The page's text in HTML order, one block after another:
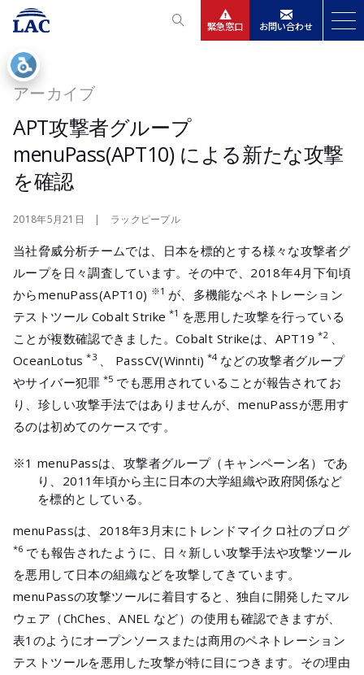
緊急窓口 お問い合わせ
会社情報
採用
メールマガ
公式SNS
アーカイブ
APT攻撃者グループ
menuPass(APT10) による新たな攻撃
を確認
2018年5月21日 | ラックピープル
当社脅威分析チームでは、日本を標的とする様々な攻撃者グ
ループを日々調査しています。その中で、2018年4月下旬頃
からmenuPass(APT10) ※1 が、多機能なペネトレーション
テストツール Cobalt Strike *1 を悪用した攻撃を行っている
ことが複数確認できました。Cobalt Strikeは、APT19 *2 、
OceanLotus *3 、 PassCV(Winnti) *4 などの攻撃者グループ
やサイバー犯罪 *5 でも悪用されていることが報告されてお
り、珍しい攻撃手法ではありませんが、menuPassが悪用す
るのは初めてのケースです。
※1 menuPassは、攻撃者グループ（キャンペーン名）であ
り、2011年頃から主に日本の大学組織や政府関係など
を標的としている。
menuPassは、2018年3月末にトレンドマイクロ社のブログ
*6 でも報告されたように、日々新しい攻撃手法や攻撃ツール
を悪用して日本の組織などを攻撃してきています。
menuPassの攻撃ツールに着目すると、独自に開発したマル
ウェア（ChChes、ANEL など）の使用も確認できますが、
表1のようにオープンソースまたは商用のペネトレーション
テストツールを悪用した攻撃が特に目につきます。その理由